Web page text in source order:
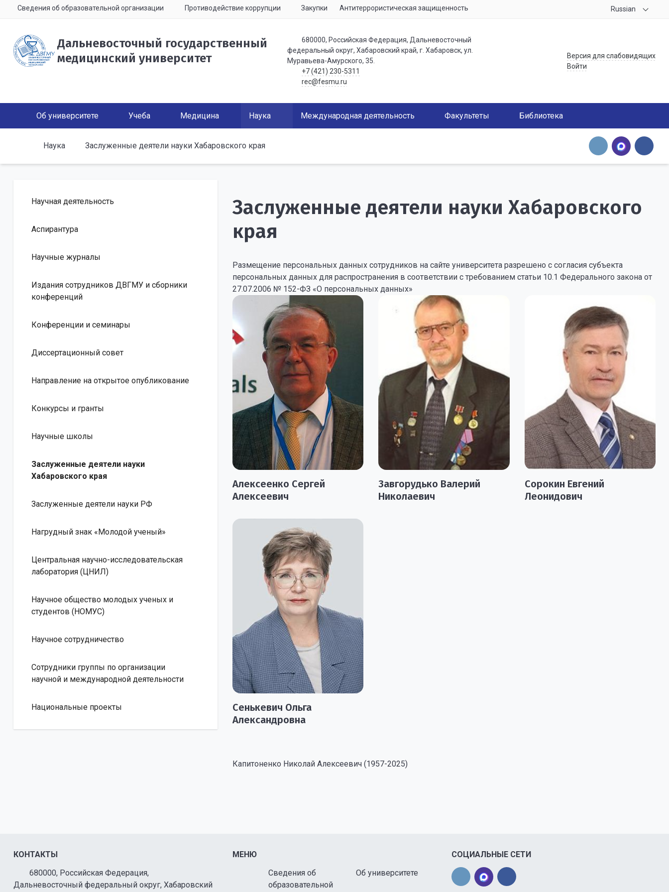
Сведения об образовательной организации Противодействие коррупции Закупки Антитеррористическая защищенность Russian
Дальневосточный государственный
медицинский университет
680000, Российская Федерация, Дальневосточный
федеральный округ, Хабаровский край, г. Хабаровск, ул.
Муравьева-Амурского, 35.
+7 (421) 230-5311
rec@fesmu.ru
Версия для слабовидящих
Войти
Об университете Учеба Медицина Наука Международная деятельность Факультеты Библиотека
Наука Заслуженные деятели науки Хабаровского края
Научная деятельность
Аспирантура
Научные журналы
Издания сотрудников ДВГМУ и сборники
конференций
Конференции и семинары
Диссертационный совет
Направление на открытое опубликование
Конкурсы и гранты
Научные школы
Заслуженные деятели науки
Хабаровского края
Заслуженные деятели науки РФ
Нагрудный знак «Молодой ученый»
Центральная научно-исследовательская
лаборатория (ЦНИЛ)
Научное общество молодых ученых и
студентов (НОМУС)
Научное сотрудничество
Сотрудники группы по организации
научной и международной деятельности
Национальные проекты
Заслуженные деятели науки Хабаровского
края
Размещение персональных данных сотрудников на сайте университета разрешено с согласия субъекта
персональных данных для распространения в соответствии с требованием статьи 10.1 Федерального закона от
27.07.2006 № 152-ФЗ «О персональных данных»
Алексеенко Сергей
Алексеевич
Завгорудько Валерий
Николаевич
Сорокин Евгений
Леонидович
Сенькевич Ольга
Александровна
Капитоненко Николай Алексеевич (1957-2025)
КОНТАКТЫ
680000, Российская Федерация,
Дальневосточный федеральный округ, Хабаровский
МЕНЮ
Сведения об
образовательной
Об университете
СОЦИАЛЬНЫЕ СЕТИ